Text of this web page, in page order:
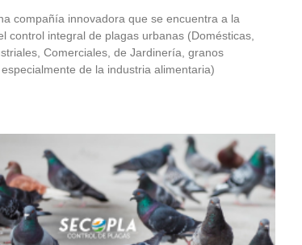
compañía innovadora que se encuentra a la
control integral de plagas urbanas (Domésticas,
Comerciales, de Jardinería, granos
de la industria alimentaria)